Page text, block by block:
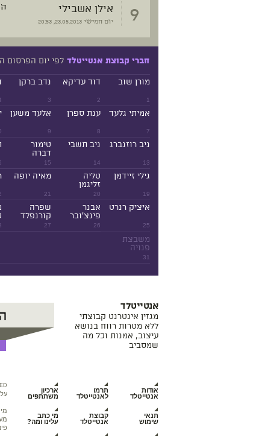
9 אילן אשבילי
יום חמישי
חברי קבוצת אנטייטלד לפי יום הפרסום
1
מורן שוב
2
דוד עדיקא
3
נדב ברקן
7
אמיתי גלעד
8
ענת ספרן
9
אלעד משען
13
ניב רוזנברג
14
ניב תשבי
15
טימור
דברה
19
גילי זיידמן
20
טליה
זליגמן
21
מאיה יופה
25
איציק רנרט
26
אבנר
פינצ'ובר
27
שפרה
קורנפלד
31
משבצת
פנויה
אנטייטלד
מגזין אינטרנט קבוצתי
ללא מטרות רווח בנושא
עיצוב, אמנות וכל מה
שמסביב
אודות
אנטייטלד
תרמו
לאנטייטלד
ארכיון
משתתפים
תנאי
שימוש
קבוצת
אנטייטלד
מי כתב
עלינו ומה?